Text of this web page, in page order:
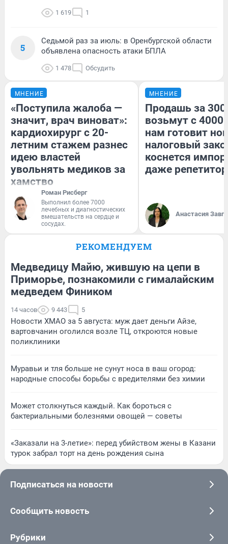
1 619 1
5
Седьмой раз за июль: в Оренбургской области
объявлена опасность атаки БПЛА
1 478 Обсудить
МНЕНИЕ
«Поступила жалоба —
значит, врач виноват»:
кардиохирург с 20-
летним стажем разнес
идею властей
увольнять медиков за
хамство
Роман Рисберг
Выполнил более 7000
лечебных и диагностических
вмешательств на сердце и
сосудах.
МНЕНИЕ
Продашь за
возьмут с
нам готовит
налоговый
коснется
даже
Анастасия
РЕКОМЕНДУЕМ
Медведицу Майю, жившую на цепи в
Приморье, познакомили с гималайским
медведем Фиником
14 часов 9 443 5
Новости ХМАО за 5 августа: муж дает деньги Айзе,
вартовчанин оголился возле ТЦ, откроются новые
поликлиники
Муравьи и тля больше не сунут носа в ваш огород:
народные способы борьбы с вредителями без химии
Может столкнуться каждый. Как бороться с
бактериальными болезнями овощей — советы
«Заказали на 3-летие»: перед убийством жены в Казани
турок забрал торт на день рождения сына
Подписаться на новости
Сообщить новость
Рубрики